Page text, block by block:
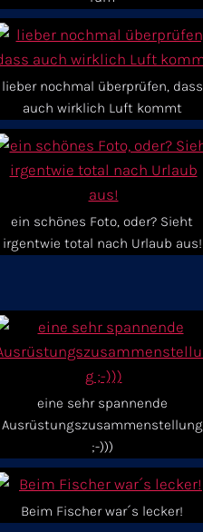
lieber nochmal überprüfen, dass
auch wirklich Luft kommt
ein schönes Foto, oder? Sieht
irgentwie total nach Urlaub aus!
eine sehr spannende
Ausrüstungszusammenstellung
;-)))
Beim Fischer war´s lecker!